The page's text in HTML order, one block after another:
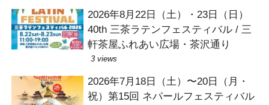
2026年8月22日（土）・23日（日）
40th 三茶ラテンフェスティバル / 三
軒茶屋ふれあい広場・茶沢通り
3 views
2026年7月18日（土）〜20日（月・
祝）第15回 ネパールフェスティバル